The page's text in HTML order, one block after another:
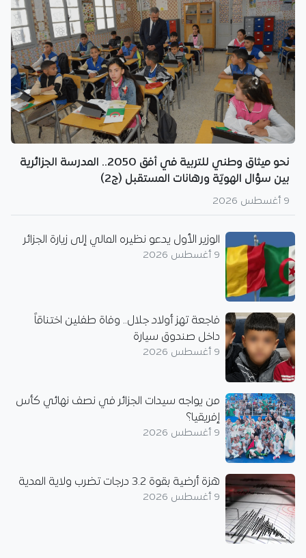
نحو ميثاق وطني للتربية في أفق 2050.. المدرسة الجزائرية
بين سؤال الهويّة ورهانات المستقبل (ج2)
9 أغسطس 2026
الوزير الأول يدعو نظيره المالي إلى زيارة الجزائر
9 أغسطس 2026
فاجعة تهز أولاد جلال.. وفاة طفلين اختناقاً
داخل صندوق سيارة
9 أغسطس 2026
من يواجه سيدات الجزائر في نصف نهائي كأس
إفريقيا؟
9 أغسطس 2026
هزة أرضية بقوة 3.2 درجات تضرب ولاية المدية
9 أغسطس 2026